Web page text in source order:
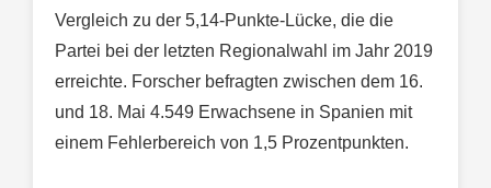
Vergleich zu der 5,14-Punkte-Lücke, die die
Partei bei der letzten Regionalwahl im Jahr 2019
erreichte. Forscher befragten zwischen dem 16.
und 18. Mai 4.549 Erwachsene in Spanien mit
einem Fehlerbereich von 1,5 Prozentpunkten.